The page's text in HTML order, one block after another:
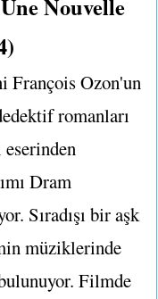
Nouvelle
François Ozon'un
romanları
eserinden
Dram
Sıradışı bir aşk
müziklerinde
Filmde